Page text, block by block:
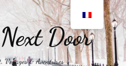
Door
Voyages & Aventures